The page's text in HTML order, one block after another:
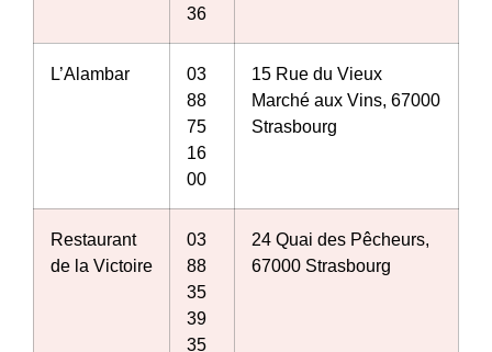
36
L’Alambar
03
88
75
16
00
15 Rue du Vieux
Marché aux Vins, 67000
Strasbourg
Restaurant
de la Victoire
03
88
35
39
35
24 Quai des Pêcheurs,
67000 Strasbourg